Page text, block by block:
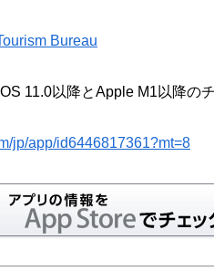
Bureau
11.0以降とApple M1以降の
jp/app/id6446817361?mt=8